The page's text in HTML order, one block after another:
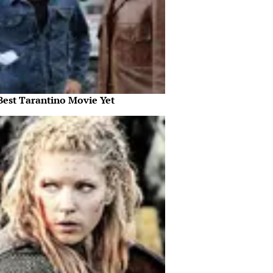
Tarantino Movie Yet